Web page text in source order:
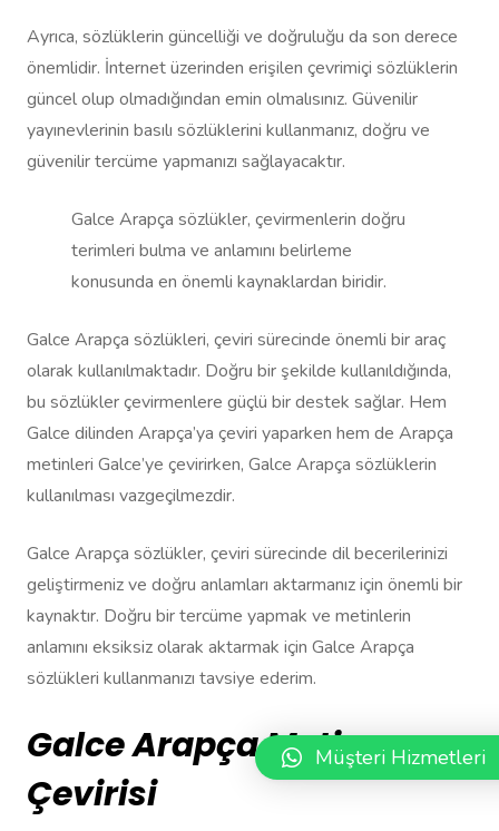
Ayrıca, sözlüklerin güncelliği ve doğruluğu da son derece
önemlidir. İnternet üzerinden erişilen çevrimiçi sözlüklerin
güncel olup olmadığından emin olmalısınız. Güvenilir
yayınevlerinin basılı sözlüklerini kullanmanız, doğru ve
güvenilir tercüme yapmanızı sağlayacaktır.
Galce Arapça sözlükler, çevirmenlerin doğru
terimleri bulma ve anlamını belirleme
konusunda en önemli kaynaklardan biridir.
Galce Arapça sözlükleri, çeviri sürecinde önemli bir araç
olarak kullanılmaktadır. Doğru bir şekilde kullanıldığında,
bu sözlükler çevirmenlere güçlü bir destek sağlar. Hem
Galce dilinden Arapça’ya çeviri yaparken hem de Arapça
metinleri Galce’ye çevirirken, Galce Arapça sözlüklerin
kullanılması vazgeçilmezdir.
Galce Arapça sözlükler, çeviri sürecinde dil becerilerinizi
geliştirmeniz ve doğru anlamları aktarmanız için önemli bir
kaynaktır. Doğru bir tercüme yapmak ve metinlerin
anlamını eksiksiz olarak aktarmak için Galce Arapça
sözlükleri kullanmanızı tavsiye ederim.
Galce Arapça Metin
Çevirisi
Müşteri Hizmetleri